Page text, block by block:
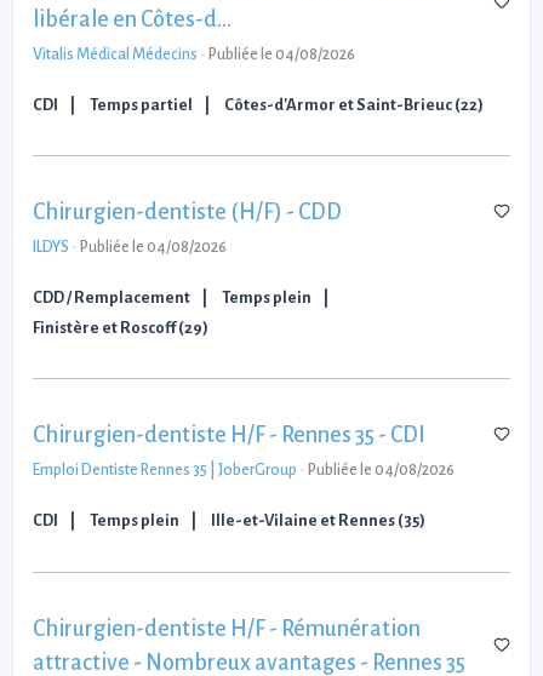
libérale en Côtes-d…
Vitalis Médical Médecins - Publiée le 04/08/2026
CDI Temps partiel Côtes-d'Armor et Saint-Brieuc (22)
Chirurgien-dentiste (H/F) - CDD
ILDYS - Publiée le 04/08/2026
CDD / Remplacement
Temps plein
Finistère et Roscoff (29)
Chirurgien-dentiste H/F - Rennes 35 - CDI
Emploi Dentiste Rennes 35 | JoberGroup - Publiée le 04/08/2026
CDI Temps plein Ille-et-Vilaine et Rennes (35)
Chirurgien-dentiste H/F - Rémunération
attractive - Nombreux avantages - Rennes 35